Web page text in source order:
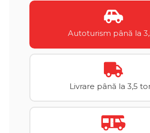
Autoturism până la
Livrare până la 3,5